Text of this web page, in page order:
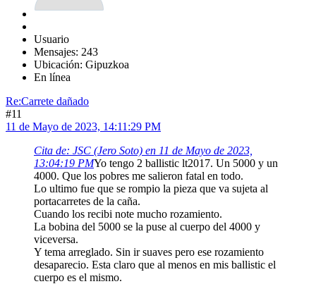
Usuario
Mensajes: 243
Ubicación: Gipuzkoa
En línea
Re:Carrete dañado
#11
11 de Mayo de 2023, 14:11:29 PM
Cita de: JSC (Jero Soto) en 11 de Mayo de 2023,
13:04:19 PMYo tengo 2 ballistic lt2017. Un 5000 y un
4000. Que los pobres me salieron fatal en todo.
Lo ultimo fue que se rompio la pieza que va sujeta al
portacarretes de la caña.
Cuando los recibi note mucho rozamiento.
La bobina del 5000 se la puse al cuerpo del 4000 y
viceversa.
Y tema arreglado. Sin ir suaves pero ese rozamiento
desaparecio. Esta claro que al menos en mis ballistic el
cuerpo es el mismo.